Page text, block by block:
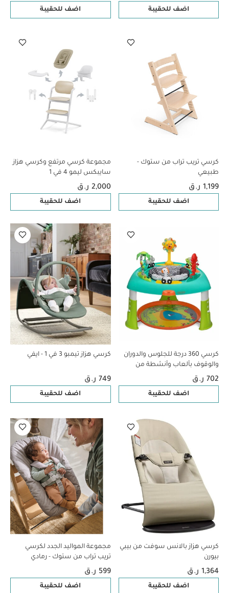
اضف للحقيبة اضف للحقيبة
كرسي تريب تراب من ستوك -
طبيعي
1,199 ر.ق
اضف للحقيبة
مجموعة كرسي مرتفع وكرسي هزاز
سايبكس ليمو 4 في 1
2,000 ر.ق
اضف للحقيبة
كرسي 360 درجة للجلوس والدوران
والوقوف بألعاب وأنشطة من
إنفانتينو
702 ر.ق
اضف للحقيبة
كرسي هزاز تيمبو 3 في 1 - ايفي
749 ر.ق
اضف للحقيبة
كرسي هزاز بالانس سوفت من بيبي
بيورن
1,364 ر.ق
اضف للحقيبة
مجموعة المواليد الجدد لكرسي
تريب تراب من ستوك - رمادي
599 ر.ق
اضف للحقيبة